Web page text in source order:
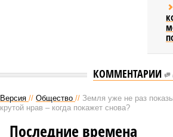
КОММЕНТАРИИ
Версия // Общество // Земля уже не раз
крутой нрав – когда покажет снова?
Последние времена